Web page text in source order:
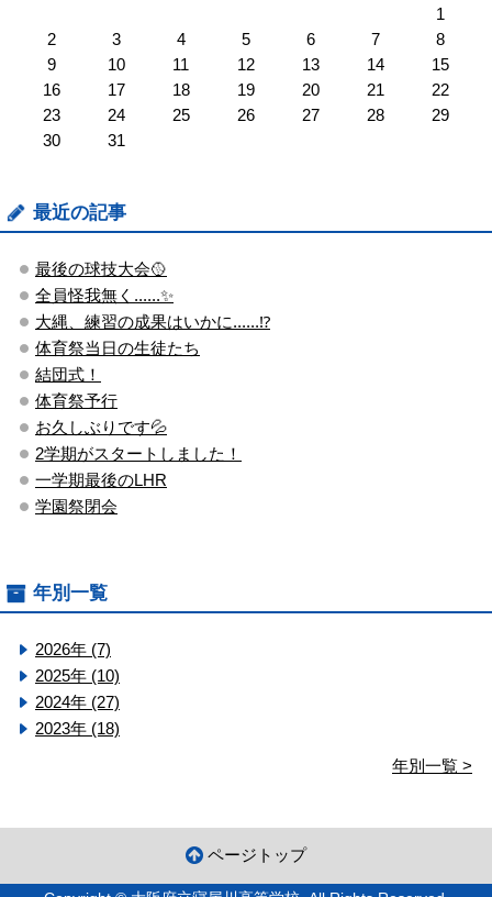
1
2
3 4 5 6 7
8
9
10 11 12 13 14
15
16
17 18 19 20 21
22
23
24 25 26 27 28
29
30
31
最近の記事
最後の球技大会🥎
全員怪我無く......✨
大縄、練習の成果はいかに......⁉
体育祭当日の生徒たち
結団式！
体育祭予行
お久しぶりです💦
2学期がスタートしました！
一学期最後のLHR
学園祭閉会
年別一覧
2026年 (7)
2025年 (10)
2024年 (27)
2023年 (18)
年別一覧 >
ページトップ